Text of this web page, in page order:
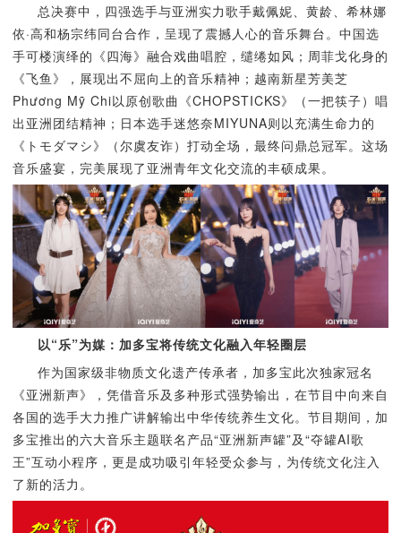
总决赛中，四强选手与亚洲实力歌手戴佩妮、黄龄、希林娜
依·高和杨宗纬同台合作，呈现了震撼人心的音乐舞台。中国选
手可楼演绎的《四海》融合戏曲唱腔，缱绻如风；周菲戈化身的
《飞鱼》，展现出不屈向上的音乐精神；越南新星芳美芝
Phương Mỹ Chi以原创歌曲《CHOPSTICKS》（一把筷子）唱
出亚洲团结精神；日本选手迷悠奈MIYUNA则以充满生命力的
《トモダマシ》（尔虞友诈）打动全场，最终问鼎总冠军。这场
音乐盛宴，完美展现了亚洲青年文化交流的丰硕成果。
以“乐”为媒：加多宝将传统文化融入年轻圈层
作为国家级非物质文化遗产传承者，加多宝此次独家冠名
《亚洲新声》，凭借音乐及多种形式强势输出，在节目中向来自
各国的选手大力推广讲解输出中华传统养生文化。节目期间，加
多宝推出的六大音乐主题联名产品“亚洲新声罐”及“夺罐AI歌
王”互动小程序，更是成功吸引年轻受众参与，为传统文化注入
了新的活力。